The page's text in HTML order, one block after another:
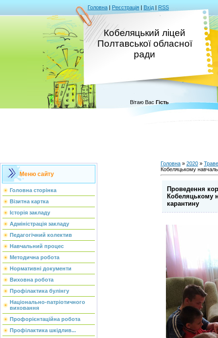
Головна | Реєстрація | Вхід | RSS
Кобеляцький ліцей
Полтавської обласної
ради
Вітаю Вас Гість
Меню сайту
Головна сторінка
Візитна картка
Історія закладу
Адміністрація закладу
Педагогічний колектив
Навчальний процес
Методична робота
Нормативні документи
Виховна робота
Профілактика булінгу
Національно-патріотичного
виховання
Профорієнтаційна робота
Профілактика шкідлив...
Головна » 2020 »
Кобеляцькому
Проведення
Кобеляцькому
карантину